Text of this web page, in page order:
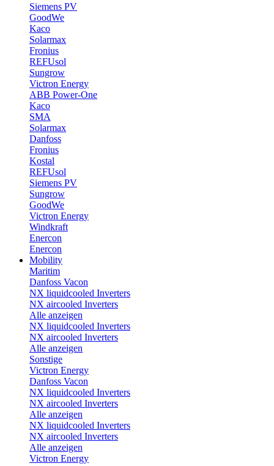
Siemens PV
GoodWe
Kaco
Solarmax
Fronius
REFUsol
Sungrow
Victron Energy
ABB Power-One
Kaco
SMA
Solarmax
Danfoss
Fronius
Kostal
REFUsol
Siemens PV
Sungrow
GoodWe
Victron Energy
Windkraft
Enercon
Enercon
Mobility
Maritim
Danfoss Vacon
NX liquidcooled Inverters
NX aircooled Inverters
Alle anzeigen
NX liquidcooled Inverters
NX aircooled Inverters
Alle anzeigen
Sonstige
Victron Energy
Danfoss Vacon
NX liquidcooled Inverters
NX aircooled Inverters
Alle anzeigen
NX liquidcooled Inverters
NX aircooled Inverters
Alle anzeigen
Victron Energy